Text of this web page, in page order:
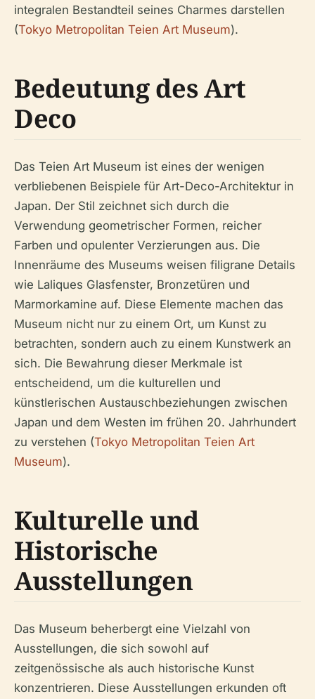
integralen Bestandteil seines Charmes darstellen
(Tokyo Metropolitan Teien Art Museum).
Bedeutung des Art
Deco
Das Teien Art Museum ist eines der wenigen
verbliebenen Beispiele für Art-Deco-Architektur in
Japan. Der Stil zeichnet sich durch die
Verwendung geometrischer Formen, reicher
Farben und opulenter Verzierungen aus. Die
Innenräume des Museums weisen filigrane Details
wie Laliques Glasfenster, Bronzetüren und
Marmorkamine auf. Diese Elemente machen das
Museum nicht nur zu einem Ort, um Kunst zu
betrachten, sondern auch zu einem Kunstwerk an
sich. Die Bewahrung dieser Merkmale ist
entscheidend, um die kulturellen und
künstlerischen Austauschbeziehungen zwischen
Japan und dem Westen im frühen 20. Jahrhundert
zu verstehen (Tokyo Metropolitan Teien Art
Museum).
Kulturelle und
Historische
Ausstellungen
Das Museum beherbergt eine Vielzahl von
Ausstellungen, die sich sowohl auf
zeitgenössische als auch historische Kunst
konzentrieren. Diese Ausstellungen erkunden oft